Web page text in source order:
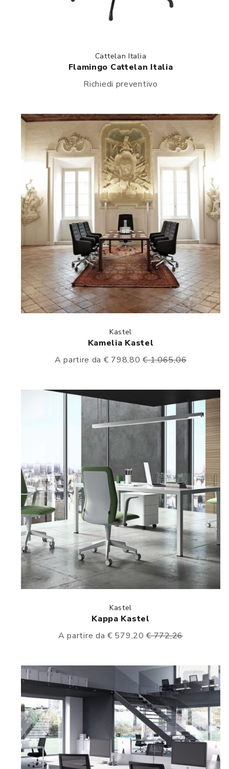
Cattelan Italia
Flamingo Cattelan Italia
Richiedi preventivo
Kastel
Kamelia Kastel
A partire da € 798,80€ 1.065,06
Kastel
Kappa Kastel
A partire da € 579,20€ 772,26